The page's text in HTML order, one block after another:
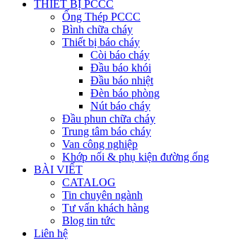
THIẾT BỊ PCCC
Ống Thép PCCC
Bình chữa cháy
Thiết bị báo cháy
Còi báo cháy
Đầu báo khói
Đầu báo nhiệt
Đèn báo phòng
Nút báo cháy
Đầu phun chữa cháy
Trung tâm báo cháy
Van công nghiệp
Khớp nối & phụ kiện đường ống
BÀI VIẾT
CATALOG
Tin chuyên ngành
Tư vấn khách hàng
Blog tin tức
Liên hệ